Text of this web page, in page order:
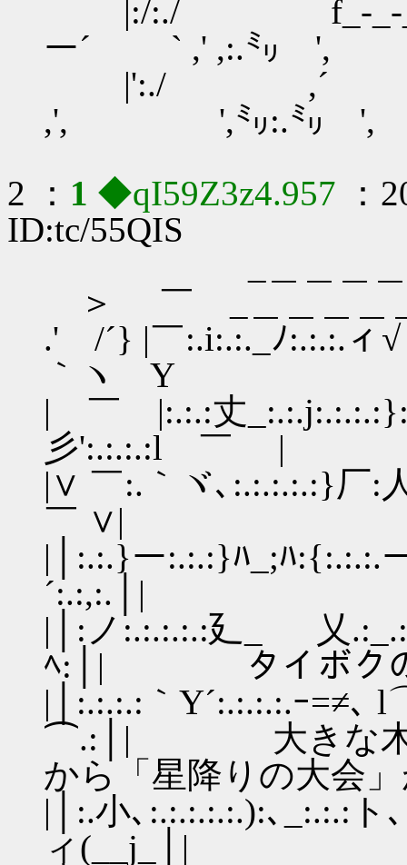
|:/:./ f_-_-_-
ー´ ` ,' ,:.㍉ ',
|':./ ,´ ``,-`,､
,', ',㍉:.㍉ ',
2 ： 1 ◆qI59Z3z4.957
：
ID:tc/55QIS
＞ ￣ _＿＿＿＿
.' /´} |￣:.i:.:._ﾉ:.:.:.ィ
｀ヽ Y
| ￣ |:.:.:丈_:.:.j:.:.:.:}:
彡':.:.:.:l ￣ |
|∨ ￣:.｀ヾ､:.:.:.:.:}厂:
￣ ∨|
|│:.:.}ー:.:.:}ﾊ_;ﾊ:{:.:.:.
´:.:,:.│|
|│:ノ:.:.:.:.:廴_ 乂
ﾍ:│| タイボク
|│:.:.:.:｀Y´:.:.:.:.ｰ=≠
⌒.:│| 大きな木に
から「星降りの大会
|│:.小､:.:.:.:.:.):､
ィ(__j_│|